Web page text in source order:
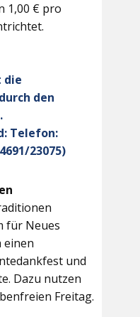
1,00 € pro
die
den
Telefon:
23075)
für Neues
einen
und
Dazu nutzen
Freitag.